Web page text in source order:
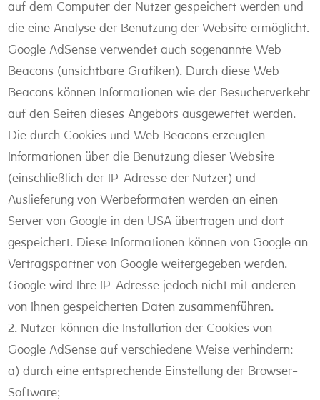
auf dem Computer der Nutzer gespeichert werden und
die eine Analyse der Benutzung der Website ermöglicht.
Google AdSense verwendet auch sogenannte Web
Beacons (unsichtbare Grafiken). Durch diese Web
Beacons können Informationen wie der Besucherverkehr
auf den Seiten dieses Angebots ausgewertet werden.
Die durch Cookies und Web Beacons erzeugten
Informationen über die Benutzung dieser Website
(einschließlich der IP-Adresse der Nutzer) und
Auslieferung von Werbeformaten werden an einen
Server von Google in den USA übertragen und dort
gespeichert. Diese Informationen können von Google an
Vertragspartner von Google weitergegeben werden.
Google wird Ihre IP-Adresse jedoch nicht mit anderen
von Ihnen gespeicherten Daten zusammenführen.
2. Nutzer können die Installation der Cookies von
Google AdSense auf verschiedene Weise verhindern:
a) durch eine entsprechende Einstellung der Browser-
Software;